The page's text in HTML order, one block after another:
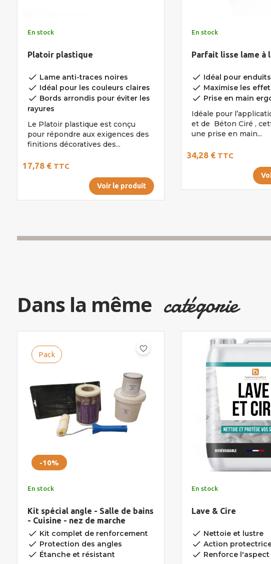
En stock
Platoir plastique
done Lame anti-traces noires
done Idéal pour les couleurs claires
done Bords arrondis pour éviter les
rayures
Le Platoir plastique est conçu
pour répondre aux exigences des
finitions décoratives des...
17,78 € TTC
Voir le produit
En stock
Parfait lisse lame à
done Idéal pour
done Maximise les
done Prise en main
Idéale pour
et de Béton Ciré ,
une prise en main...
34,28 € TTC
Dans la même catégorie
-10%
favorite_border
En stock
Kit spécial angle - Salle de bains
- Cuisine - nez de marche
done Kit complet de renforcement
done Protection des angles
done Étanche et résistant
Pack
En stock
Lave & Cire
done Nettoie et lustre
done Action
done Renforce